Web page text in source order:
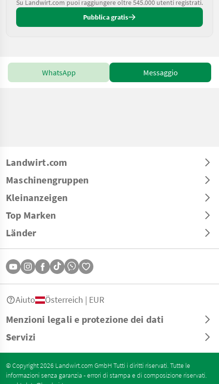
Su Landwirt.com puoi raggiungere oltre 545.000 utenti registrati.
Pubblica gratis
WhatsApp Messaggio
Landwirt.com
Maschinengruppen
Kleinanzeigen
Top Marken
Länder
Menzioni legali e protezione dei dati
Servizi
Aiuto Österreich | EUR
© Copyright 2026 Landwirt.com GmbH Tutti i diritti riservati. Tutte le
informazioni senza garanzia - errori di stampa e di composizione riservati.